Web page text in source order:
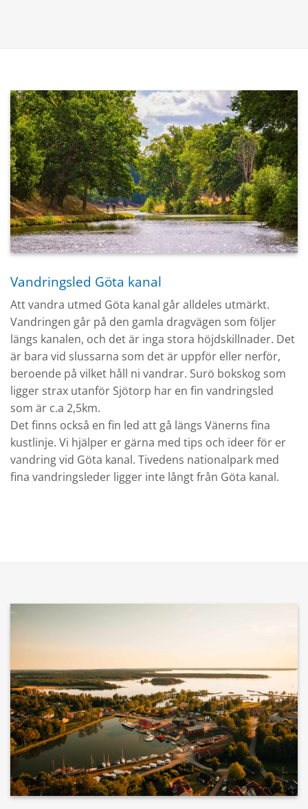
Vandringsled Göta kanal
Att vandra utmed Göta kanal går alldeles utmärkt.
Vandringen går på den gamla dragvägen som följer
längs kanalen, och det är inga stora höjdskillnader. Det
är bara vid slussarna som det är uppför eller nerför,
beroende på vilket håll ni vandrar. Surö bokskog som
ligger strax utanför Sjötorp har en fin vandringsled
som är c.a 2,5km.
Det finns också en fin led att gå längs Vänerns fina
kustlinje. Vi hjälper er gärna med tips och ideer för er
vandring vid Göta kanal. Tivedens nationalpark med
fina vandringsleder ligger inte långt från Göta kanal.